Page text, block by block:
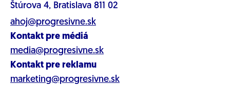
Štúrova 4, Bratislava 811 02
ahoj@progresivne.sk
Kontakt pre médiá
media@progresivne.sk
Kontakt pre reklamu
marketing@progresivne.sk